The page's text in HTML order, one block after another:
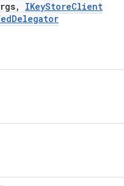
, IKeyStoreClient
Delegator